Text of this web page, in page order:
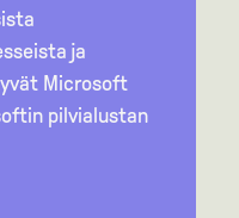
ja
Microsoft
pilvialustan